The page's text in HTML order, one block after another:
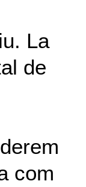
La
de
com